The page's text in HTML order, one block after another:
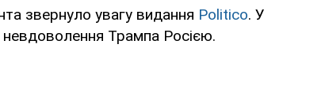
звернуло увагу видання Politico. У
невдоволення Трампа Росією.